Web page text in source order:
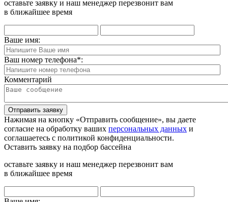
оставьте заявку и наш менеджер перезвонит вам
в ближайшее время
Ваше имя:
Ваш номер телефона*:
Комментарий
Отправить заявку
Нажимая на кнопку «Отправить сообщение», вы даете
согласие на обработку ваших персональных данных и
соглашаетесь с политикой конфиденциальности.
Оставить заявку на подбор бассейна
оставьте заявку и наш менеджер перезвонит вам
в ближайшее время